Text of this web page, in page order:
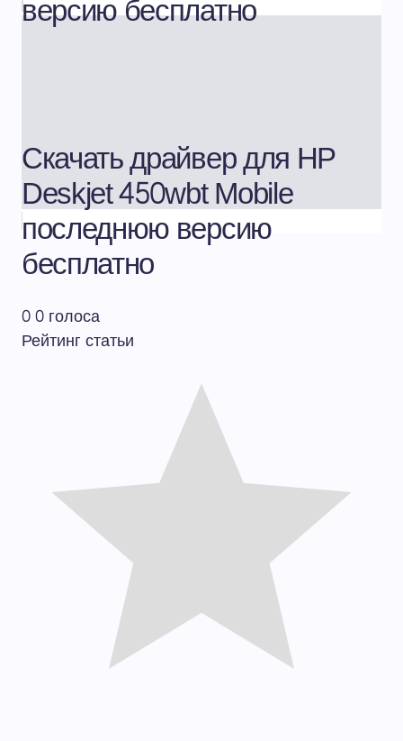
версию бесплатно
Скачать драйвер для HP
Deskjet 450wbt Mobile
последнюю версию
бесплатно
00голоса
Рейтинг статьи